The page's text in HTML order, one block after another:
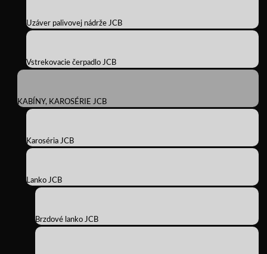
Uzáver palivovej nádrže JCB
Vstrekovacie čerpadlo JCB
KABÍNY, KAROSÉRIE JCB
Karoséria JCB
Lanko JCB
Brzdové lanko JCB